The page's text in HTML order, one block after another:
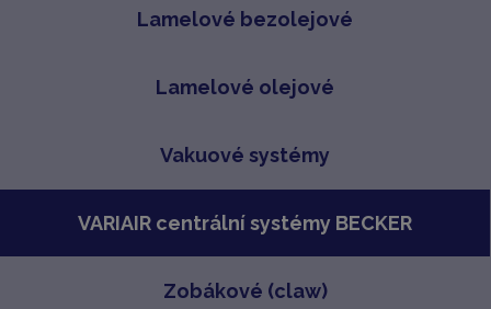
Lamelové bezolejové
Lamelové olejové
Vakuové systémy
VARIAIR centrální systémy BECKER
Zobákové (claw)